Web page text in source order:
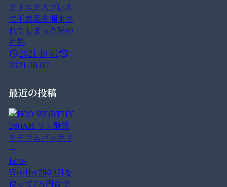
アリエクスプレス
で不良品を掴まさ
れてしまった時の
対処
2021.10.01
2021.10.02
最近の投稿
Eco-
Worthy280AHを
使って7万円台で